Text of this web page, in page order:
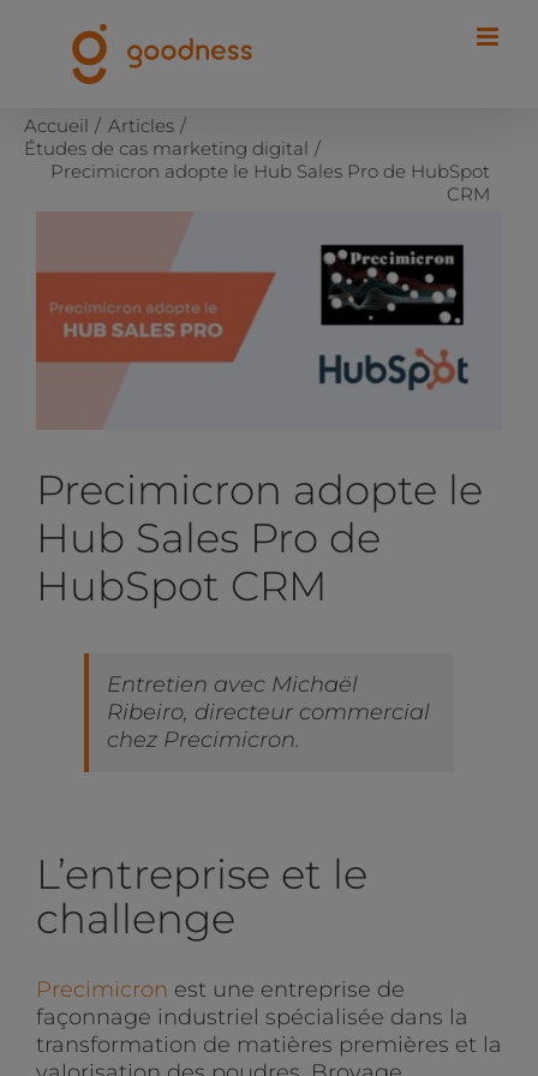
contenu
Accueil
Articles
Études de cas marketing digital
Precimicron adopte le Hub Sales Pro de HubSpot
CRM
agrandie
Precimicron adopte le
Hub Sales Pro de
HubSpot CRM
Entretien avec Michaël
Ribeiro, directeur commercial
chez Precimicron.
L’entreprise et le
challenge
Precimicron est une entreprise de
façonnage industriel spécialisée dans la
transformation de matières premières et la